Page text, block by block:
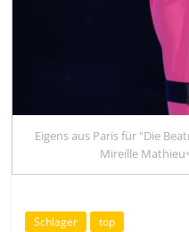
Eigens aus Paris für "Die
Mireille
Schlager top